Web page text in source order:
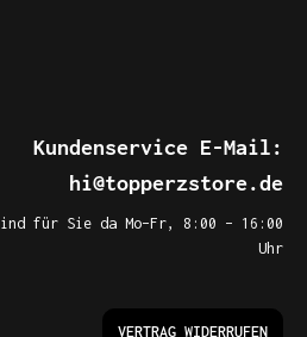
Kundenservice E-Mail:
hi@topperzstore.de
für Sie da Mo–Fr, 8:00 – 16:00
Uhr
VERTRAG WIDERRUFEN